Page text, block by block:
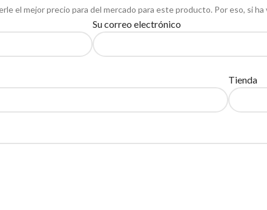
el mejor precio para del mercado para este producto. Por eso, si
Su correo electrónico
Tienda